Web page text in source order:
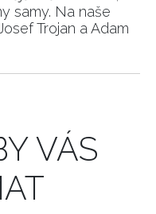
samy. Na naše
Trojan a Adam
VÁS